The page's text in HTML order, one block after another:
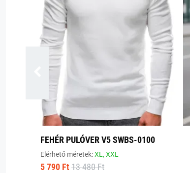
FEHÉR PULÓVER V5 SWBS-0100
Elérhető méretek:XL,XXL
5 790 Ft 13 480 Ft